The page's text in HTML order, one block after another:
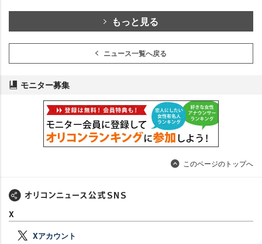
もっと見る
ニュース一覧へ戻る
モニター募集
このページのトップへ
X
Xアカウント